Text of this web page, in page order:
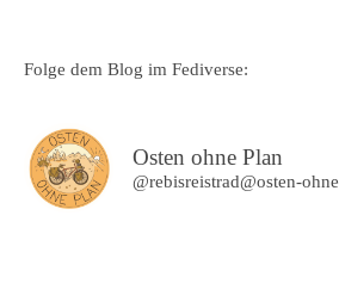
Folge dem Blog im Fediverse:
Osten ohne Plan